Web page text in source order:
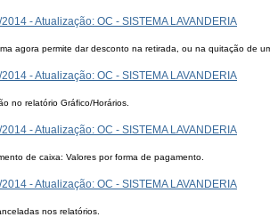
- Atualização: OC - SISTEMA LAVANDERIA
agora permite dar desconto na retirada, ou na quitação de
- Atualização: OC - SISTEMA LAVANDERIA
no relatório Gráfico/Horários.
- Atualização: OC - SISTEMA LAVANDERIA
de caixa: Valores por forma de pagamento.
- Atualização: OC - SISTEMA LAVANDERIA
nos relatórios.